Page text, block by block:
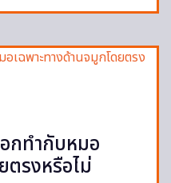
กทำกับหมอ
ตรงหรือไม่